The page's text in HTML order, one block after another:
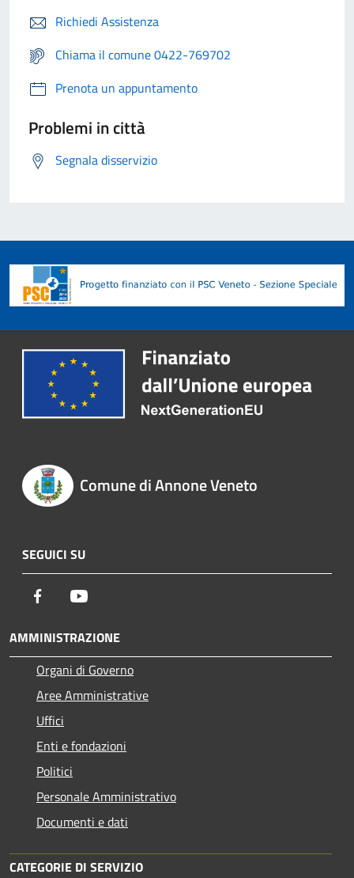
Richiedi Assistenza
Chiama il comune 0422-769702
Prenota un appuntamento
Problemi in città
Segnala disservizio
Comune di Annone Veneto
SEGUICI SU
Facebook
AMMINISTRAZIONE
Organi di Governo
Aree Amministrative
Uffici
Enti e fondazioni
Politici
Personale Amministrativo
Documenti e dati
CATEGORIE DI SERVIZIO